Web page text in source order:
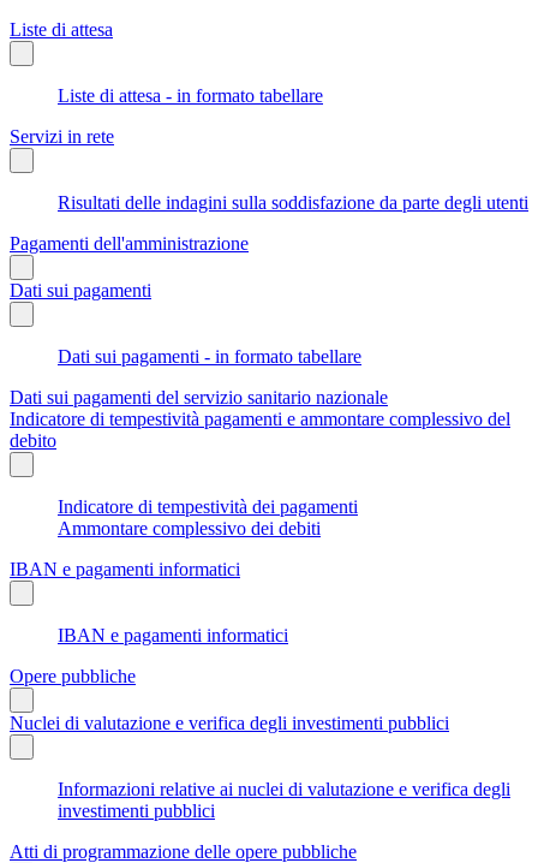
Liste di attesa
Liste di attesa - in formato tabellare
Servizi in rete
Risultati delle indagini sulla soddisfazione da parte degli utenti
Pagamenti dell'amministrazione
Dati sui pagamenti
Dati sui pagamenti - in formato tabellare
Dati sui pagamenti del servizio sanitario nazionale
Indicatore di tempestività pagamenti e ammontare complessivo del
debito
Indicatore di tempestività dei pagamenti
Ammontare complessivo dei debiti
IBAN e pagamenti informatici
IBAN e pagamenti informatici
Opere pubbliche
Nuclei di valutazione e verifica degli investimenti pubblici
Informazioni relative ai nuclei di valutazione e verifica degli
investimenti pubblici
Atti di programmazione delle opere pubbliche